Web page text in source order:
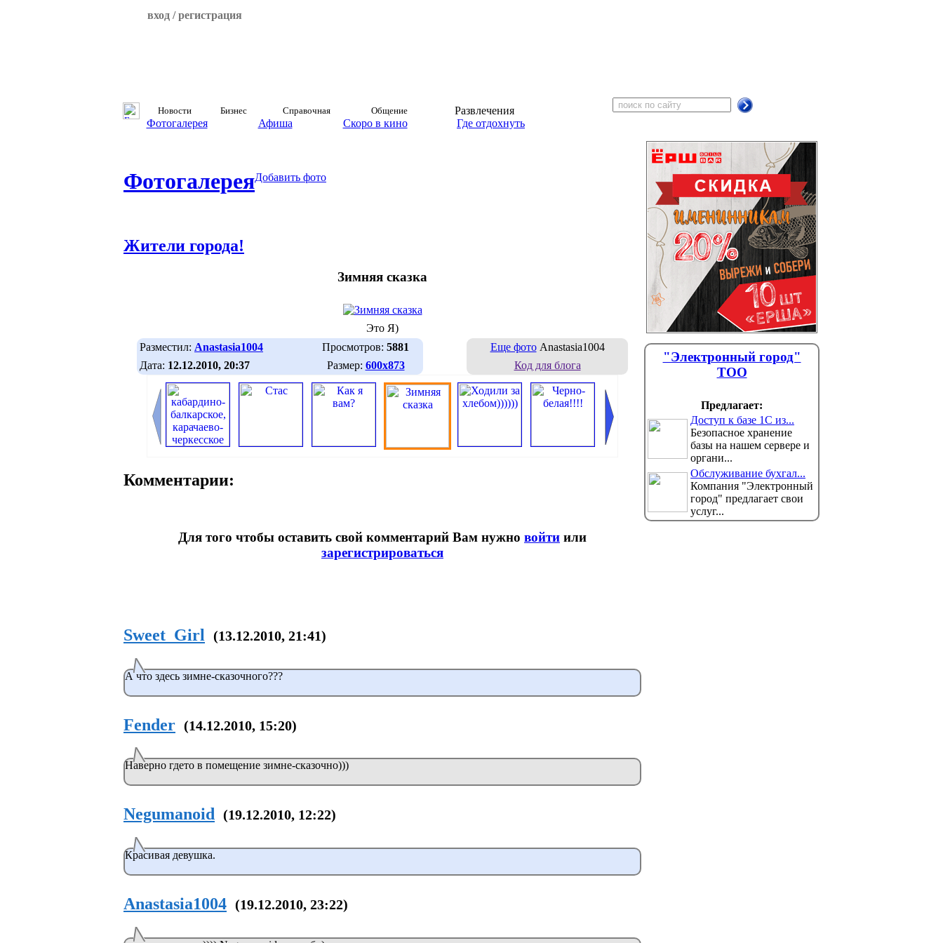
вход / регистрация
Новости Бизнес Справочная Общение
Развлечения
Фотогалерея
Афиша Скоро в кино Где отдохнуть
ФотогалереяДобавить фото
Жители города!
Зимняя сказка
Это Я)
Разместил: Anastasia1004 Просмотров: 5881
Дата: 12.12.2010, 20:37 Размер: 600х873
Еще фотоAnastasia1004
Код для блога
Комментарии:
Для того чтобы оставить свой комментарий Вам нужно войти или
зарегистрироваться
Sweet_Girl (13.12.2010, 21:41)
А что здесь зимне-сказочного???
Fender (14.12.2010, 15:20)
Наверно гдето в помещение зимне-сказочно)))
Negumanoid (19.12.2010, 12:22)
Красивая девушка.
Anastasia1004 (19.12.2010, 23:22)
"Электронный город"
ТОО
Предлагает:
Доступ к базе 1С из...
Безопасное хранение
базы на нашем сервере и
органи...
Обслуживание бухгал...
Компания "Электронный
город" предлагает свои
услуг...